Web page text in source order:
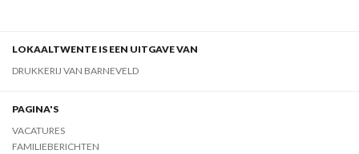
LOKAALTWENTE IS EEN UITGAVE VAN
DRUKKERIJ VAN BARNEVELD
PAGINA'S
VACATURES
FAMILIEBERICHTEN